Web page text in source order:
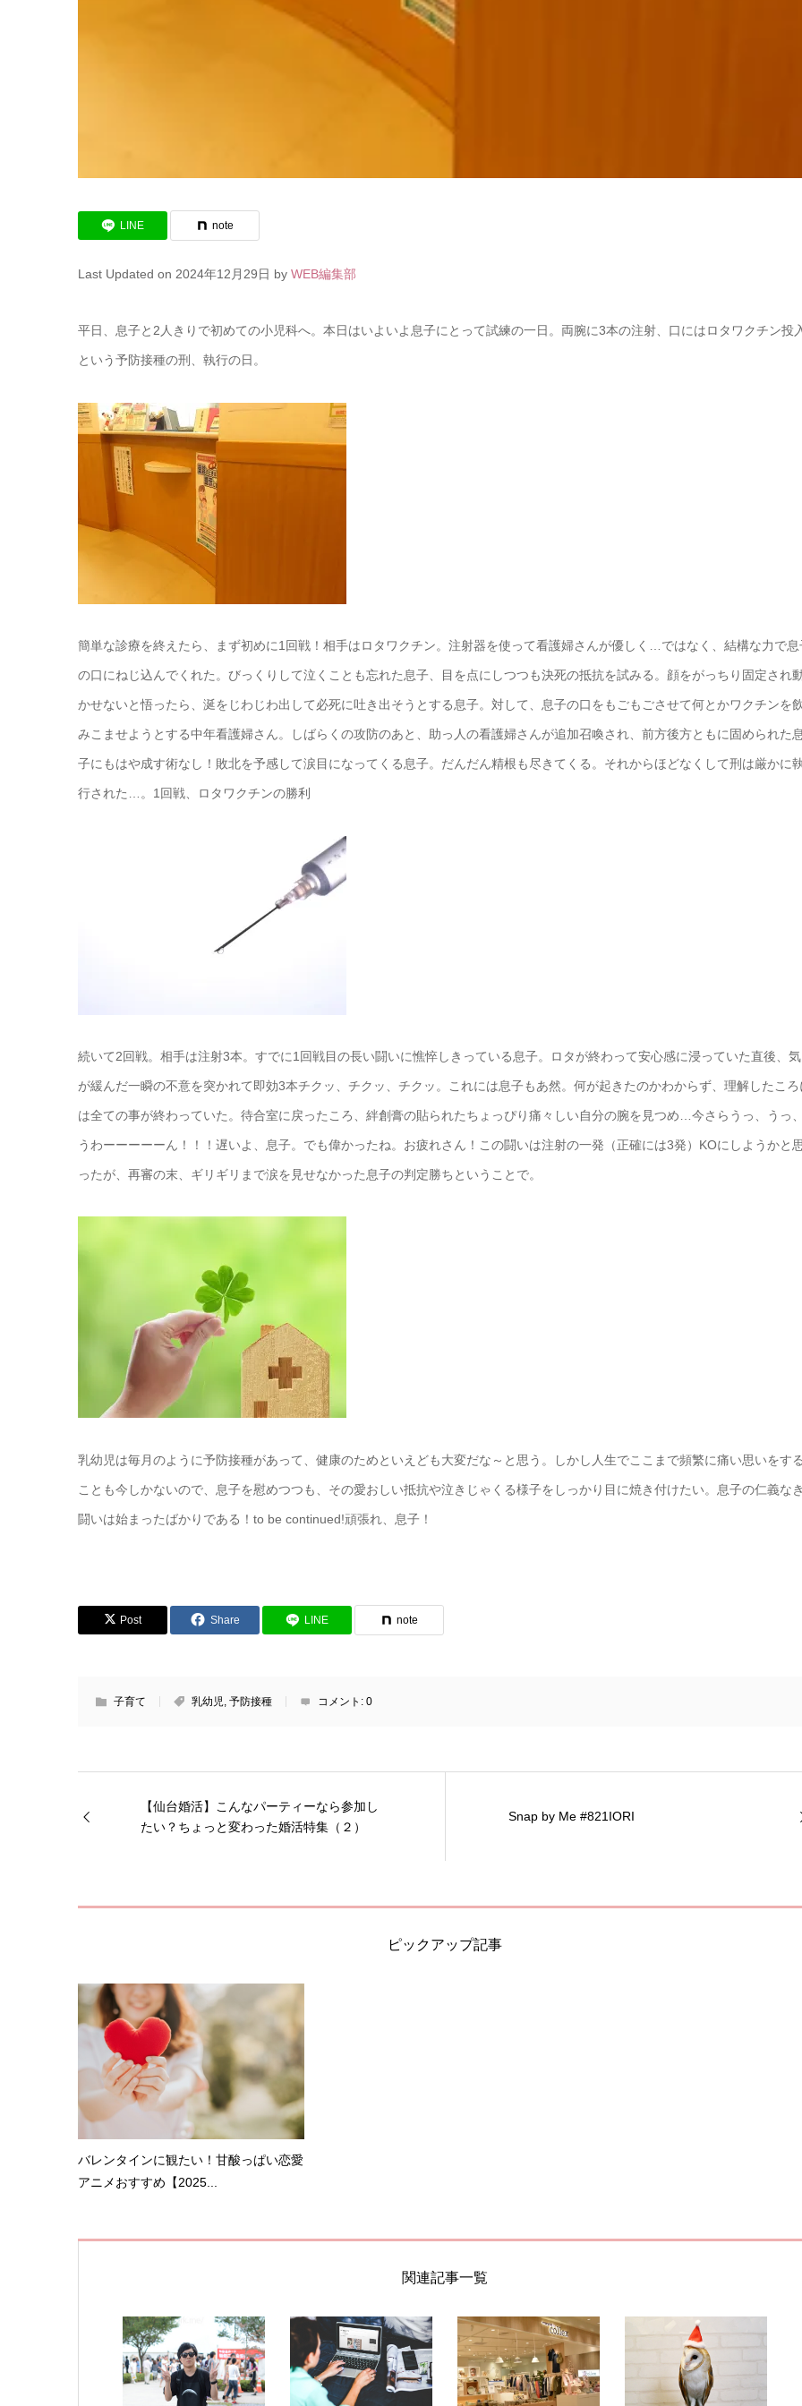
LINE note
Last Updated on 2024年12月29日 by WEB編集部
平日、息子と2人きりで初めての小児科へ。本日はいよいよ息子にとって試練の一日。両腕に3本の注射、口にはロタワクチン投
という予防接種の刑、執行の日。
簡単な診療を終えたら、まず初めに1回戦！相手はロタワクチン。注射器を使って看護婦さんが優しく…ではなく、結構な力で息
の口にねじ込んでくれた。びっくりして泣くことも忘れた息子、目を点にしつつも決死の抵抗を試みる。顔をがっちり固定され
かせないと悟ったら、涎をじわじわ出して必死に吐き出そうとする息子。対して、息子の口をもごもごさせて何とかワクチンを
みこませようとする中年看護婦さん。しばらくの攻防のあと、助っ人の看護婦さんが追加召喚され、前方後方ともに固められた息
子にもはや成す術なし！敗北を予感して涙目になってくる息子。だんだん精根も尽きてくる。それからほどなくして刑は厳かに
行された…。1回戦、ロタワクチンの勝利
続いて2回戦。相手は注射3本。すでに1回戦目の長い闘いに憔悴しきっている息子。ロタが終わって安心感に浸っていた直後、気
が緩んだ一瞬の不意を突かれて即効3本チクッ、チクッ、チクッ。これには息子もあ然。何が起きたのかわからず、理解したころ
は全ての事が終わっていた。待合室に戻ったころ、絆創膏の貼られたちょっぴり痛々しい自分の腕を見つめ…今さらうっ、うっ、
うわーーーーーん！！！遅いよ、息子。でも偉かったね。お疲れさん！この闘いは注射の一発（正確には3発）KOにしようかと
ったが、再審の末、ギリギリまで涙を見せなかった息子の判定勝ちということで。
乳幼児は毎月のように予防接種があって、健康のためといえども大変だな～と思う。しかし人生でここまで頻繁に痛い思いをする
ことも今しかないので、息子を慰めつつも、その愛おしい抵抗や泣きじゃくる様子をしっかり目に焼き付けたい。息子の仁義なき
闘いは始まったばかりである！to be continued!頑張れ、息子！
Post Share LINE note
子育て 乳幼児, 予防接種 コメント: 0
【仙台婚活】こんなパーティーなら参加し
たい？ちょっと変わった婚活特集（２）
Snap by Me #821IORI
ピックアップ記事
バレンタインに観たい！甘酸っぱい恋愛
アニメおすすめ【2025...
関連記事一覧